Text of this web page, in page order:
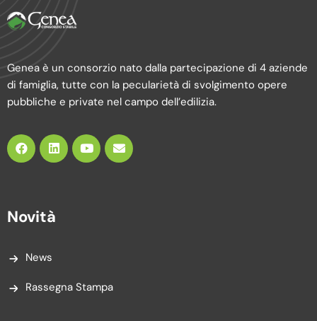
Genea è un consorzio nato dalla partecipazione di 4 aziende
di famiglia, tutte con la pecularietà di svolgimento opere
pubbliche e private nel campo dell’edilizia.
Novità
News
Rassegna Stampa